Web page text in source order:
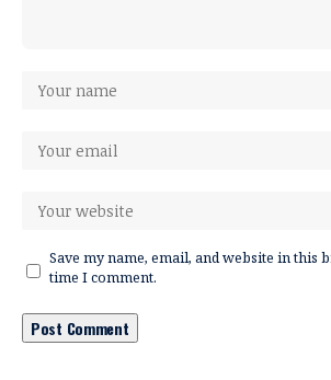
Save my name, email, and website in this
time I comment.